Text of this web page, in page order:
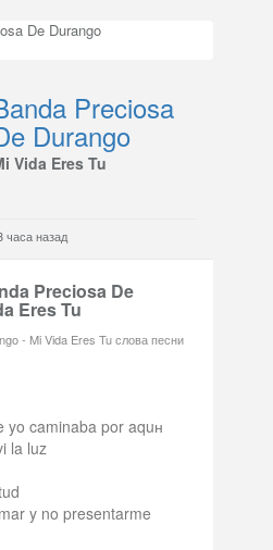
De Durango
Preciosa
Durango
Vida Eres Tu
часа назад
Preciosa De
Eres Tu
- Mi Vida Eres Tu слова песни
yo caminaba por aquн
la luz
y no presentarme